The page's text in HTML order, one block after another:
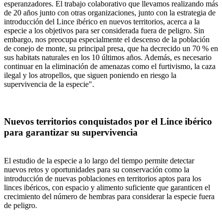
esperanzadores. El trabajo colaborativo que llevamos realizando más
de 20 años junto con otras organizaciones, junto con la estrategia de
introducción del Lince ibérico en nuevos territorios, acerca a la
especie a los objetivos para ser considerada fuera de peligro. Sin
embargo, nos preocupa especialmente el descenso de la población
de conejo de monte, su principal presa, que ha decrecido un 70 % en
sus habitats naturales en los 10 últimos años. Además, es necesario
continuar en la eliminación de amenazas como el furtivismo, la caza
ilegal y los atropellos, que siguen poniendo en riesgo la
supervivencia de la especie".
Nuevos territorios conquistados por el Lince ibérico
para garantizar su supervivencia
El estudio de la especie a lo largo del tiempo permite detectar
nuevos retos y oportunidades para su conservación como la
introducción de nuevas poblaciones en territorios aptos para los
linces ibéricos, con espacio y alimento suficiente que garanticen el
crecimiento del número de hembras para considerar la especie fuera
de peligro.